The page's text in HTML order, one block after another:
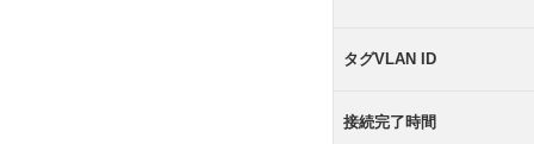
タグVLAN ID
接続完了時間